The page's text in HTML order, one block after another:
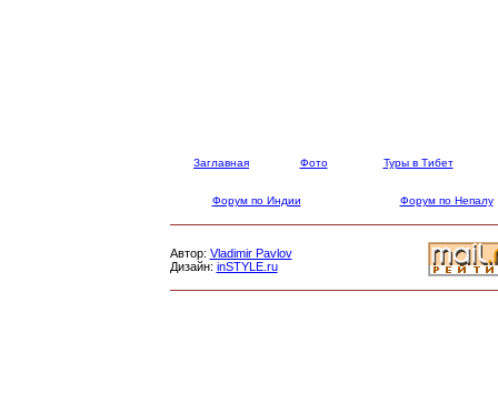
Заглавная Фото Туры в Тибет
Форум по Индии Форум по Непалу
Автор: Vladimir Pavlov
Дизайн: inSTYLE.ru